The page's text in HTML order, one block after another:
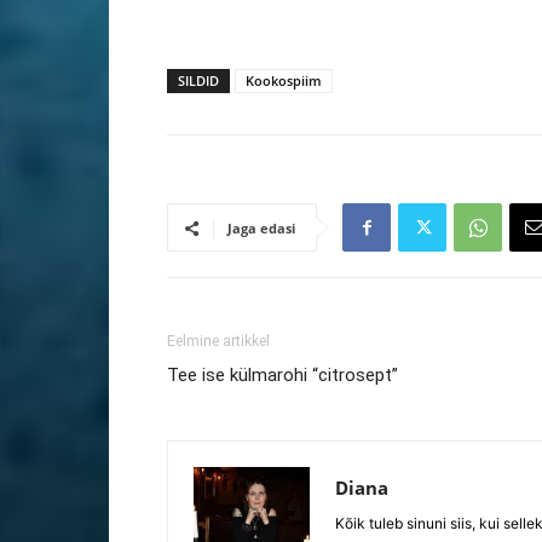
SILDID Kookospiim
Jaga edasi
Eelmine artikkel
Tee ise külmarohi “citrosept”
Diana
Kõik tuleb sinuni siis, kui